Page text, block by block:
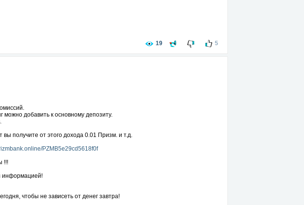
19 5
добавить к основному депозиту.
получите от этого дохода 0.01 Призм. и т.д.
PZMB5e29cd5618f0f
!!!
информацией!
чтобы не зависеть от денег завтра!